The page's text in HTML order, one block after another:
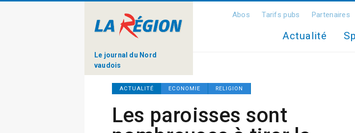
Le journal du Nord
vaudois
Abos Tarifs pubs Partenaires
Actualité
ACTUALITÉ ECONOMIE RELIGION
Les paroisses sont